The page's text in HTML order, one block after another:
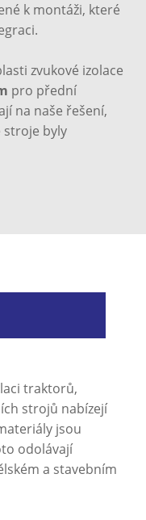
k montáži, které
zvukové izolace
pro přední
na naše řešení,
stroje byly
traktorů,
strojů nabízejí
jsou
odolávají
a stavebním